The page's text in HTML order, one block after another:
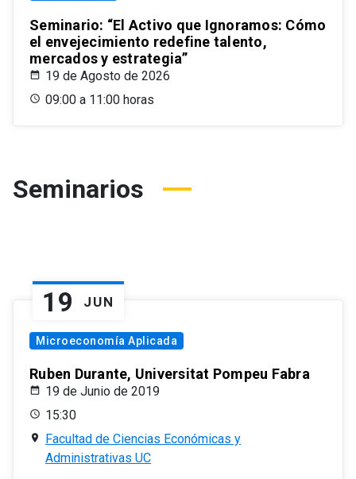
Seminario: “El Activo que Ignoramos: Cómo
el envejecimiento redefine talento,
mercados y estrategia”
19 de Agosto de 2026
09:00 a 11:00 horas
Seminarios
19 JUN
Microeconomía Aplicada
Ruben Durante, Universitat Pompeu Fabra
19 de Junio de 2019
15:30
Facultad de Ciencias Económicas y
Administrativas UC